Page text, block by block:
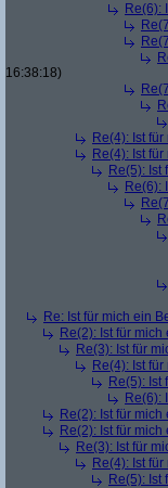
Re(6):
16:38:18)
Re(4): Ist
Re(4): Ist
Re(5): Ist
Re(6):
Re: Ist für mich ein
Re(2): Ist für
Re(3): Ist für
Re(4): Ist
Re(5): Ist
Re(6):
Re(2): Ist für
Re(2): Ist für
Re(3): Ist für
Re(4): Ist
Re(5): Ist